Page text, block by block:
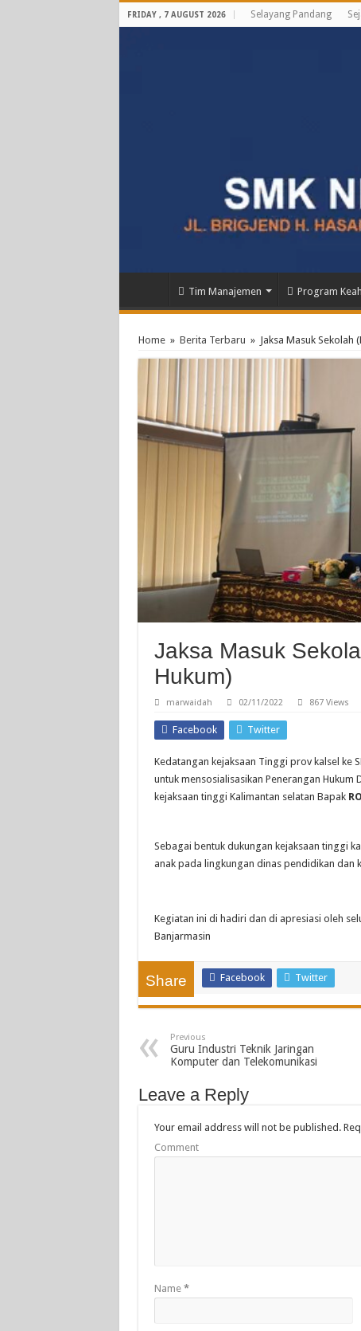
FRIDAY , 7 AUGUST 2026 Selayang Pandang
Tim Manajemen Program
Home » Berita Terbaru » Jaksa Masuk Sekolah
Jaksa Masuk
Hukum)
marwaidah 02/11/2022 867 Views
Facebook Twitter
Kedatangan kejaksaan Tinggi prov kalsel ke
untuk mensosialisasikan Penerangan Hukum
kejaksaan tinggi Kalimantan selatan Bapak
Sebagai bentuk dukungan kejaksaan tinggi
anak pada lingkungan dinas pendidikan dan
Kegiatan ini di hadiri dan di apresiasi oleh
Banjarmasin
Share Facebook Twitter
Previous
Guru Industri Teknik Jaringan
Komputer dan Telekomunikasi
Leave a Reply
Your email address will not be published.
Comment
Name *